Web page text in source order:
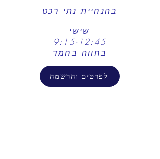
בהנחיית נתי רכט​
9:15-12:45
בחווה בחמד
לפרטים והרשמה